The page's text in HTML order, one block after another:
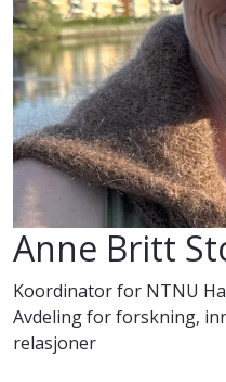
Anne Britt
Koordinator for NTNU
Avdeling for forskning,
relasjoner